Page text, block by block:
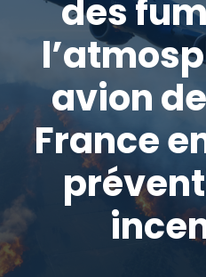
des
avion
France